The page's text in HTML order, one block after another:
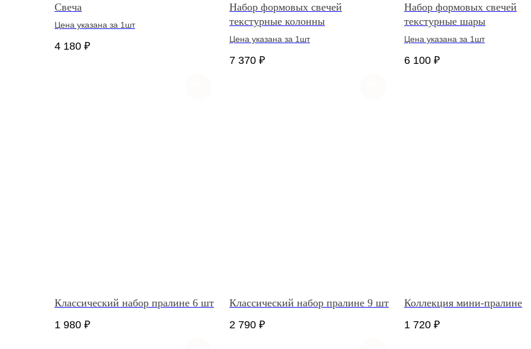
Свеча
Цена указана за 1шт
4 180 ₽
Набор формовых свечей
текстурные колонны
Цена указана за 1шт
7 370 ₽
Набор формовых свечей
текстурные шары
Цена указана за 1шт
6 100 ₽
Классический набор пралине 6 шт
1 980 ₽
Классический набор пралине 9 шт
2 790 ₽
Коллекция мини-пралине
1 720 ₽